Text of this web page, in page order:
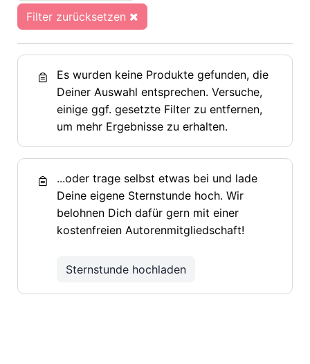
Filter zurücksetzen
Es wurden keine Produkte gefunden, die
Deiner Auswahl entsprechen. Versuche,
einige ggf. gesetzte Filter zu entfernen,
um mehr Ergebnisse zu erhalten.
...oder trage selbst etwas bei und lade
Deine eigene Sternstunde hoch. Wir
belohnen Dich dafür gern mit einer
kostenfreien Autorenmitgliedschaft!
Sternstunde hochladen